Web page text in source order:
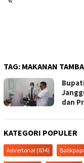
TAG: MAKANAN
dan
KATEGORI POPULER
Advertorial (634)